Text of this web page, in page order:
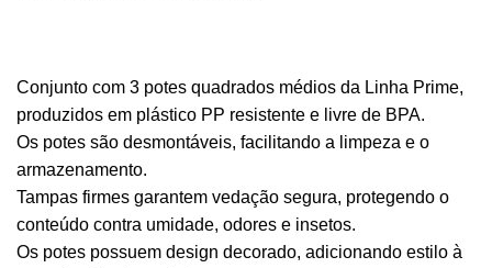
Conjunto com 3 potes quadrados médios da Linha Prime,
produzidos em plástico PP resistente e livre de BPA.
Os potes são desmontáveis, facilitando a limpeza e o
armazenamento.
Tampas firmes garantem vedação segura, protegendo o
conteúdo contra umidade, odores e insetos.
Os potes possuem design decorado, adicionando estilo à